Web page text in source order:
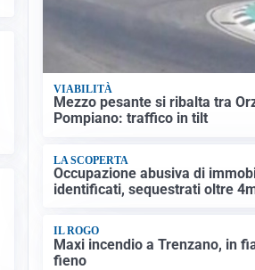
VIABILITÀ
Mezzo pesante si ribalta tra
Pompiano: traffico in tilt
LA SCOPERTA
Occupazione abusiva di
identificati, sequestrati oltre
IL ROGO
Maxi incendio a Trenzano, in
fieno